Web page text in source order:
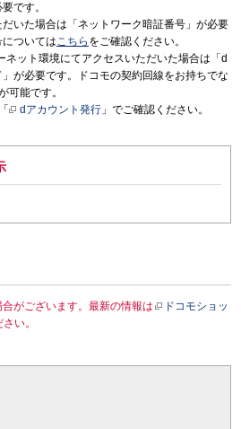
です。
いた場合は「ネットワーク暗証番号」が必要
ついてはこちら をご確認ください。
ネット環境にてアクセスいただいた場合は「d
が必要です。ドコモの契約回線をお持ちでな
可能です。
dアカウント発行 」でご確認ください。
がございます。最新の情報は
ドコモショッ
い。